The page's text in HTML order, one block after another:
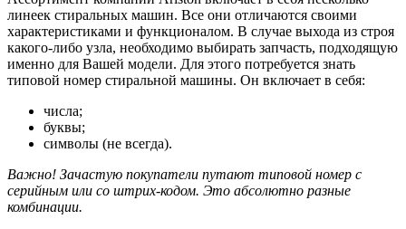
линеек стиральных машин. Все они отличаются своими
характеристиками и функционалом. В случае выхода из строя
какого-либо узла, необходимо выбирать запчасть, подходящую
именно для Вашей модели. Для этого потребуется знать
типовой номер стиральной машины. Он включает в себя:
числа;
буквы;
символы (не всегда).
Важно! Зачастую покупатели путают типовой номер с
серийным или со штрих-кодом. Это абсолютно разные
комбинации.